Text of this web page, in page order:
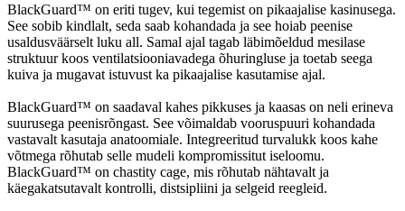
BlackGuard™ on eriti tugev, kui tegemist on pikaajalise kasinusega.
See sobib kindlalt, seda saab kohandada ja see hoiab peenise
usaldusväärselt luku all. Samal ajal tagab läbimõeldud mesilase
struktuur koos ventilatsiooniavadega õhuringluse ja toetab seega
kuiva ja mugavat istuvust ka pikaajalise kasutamise ajal.
BlackGuard™ on saadaval kahes pikkuses ja kaasas on neli erineva
suurusega peenisrõngast. See võimaldab vooruspuuri kohandada
vastavalt kasutaja anatoomiale. Integreeritud turvalukk koos kahe
võtmega rõhutab selle mudeli kompromissitut iseloomu.
BlackGuard™ on chastity cage, mis rõhutab nähtavalt ja
käegakatsutavalt kontrolli, distsipliini ja selgeid reegleid.